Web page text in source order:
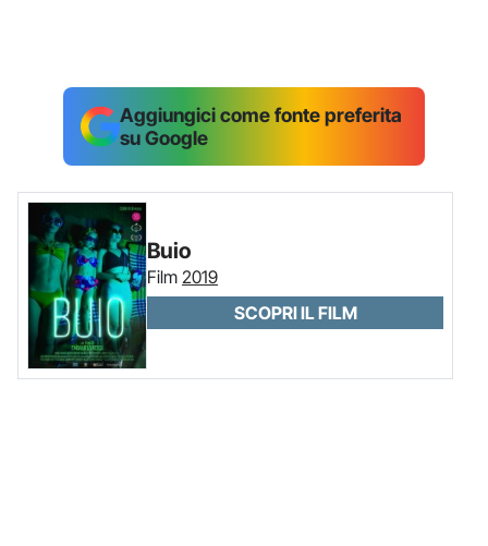
Aggiungici come fonte preferita
su Google
Buio
Film 2019
SCOPRI IL FILM